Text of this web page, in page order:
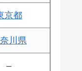
京都
川県
–